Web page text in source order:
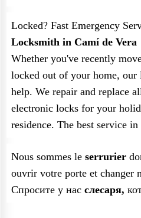
Locked? Fast Emergency
Locksmith in Camí de Vera
Whether you've recently
locked out of your home, our
help. We repair and replace
electronic locks for your
residence. The best service
Nous sommes le serrurier
ouvrir votre porte et changer
Спросите у нас слесаря,